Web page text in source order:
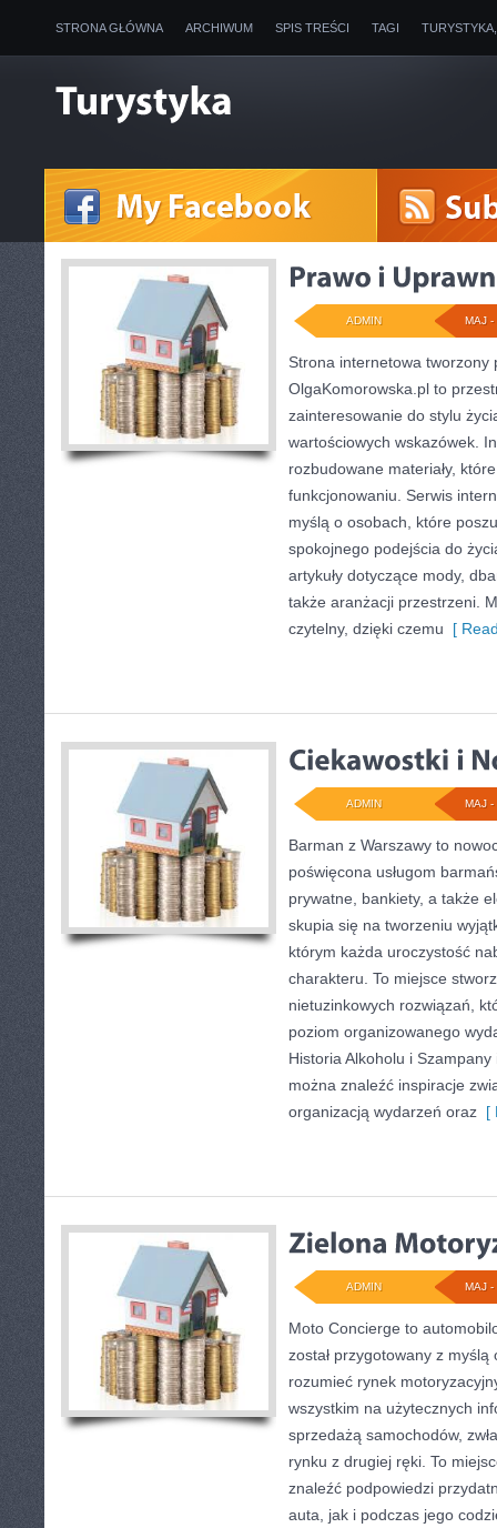
STRONA GŁÓWNA ARCHIWUM SPIS TREŚCI TAGI
MAJ -
ADMIN
Strona internetowa tworzony
OlgaKomorowska.pl to
zainteresowanie do stylu
wartościowych wskazówek.
rozbudowane materiały,
funkcjonowaniu. Serwis
myślą o osobach, które
spokojnego podejścia do
artykuły dotyczące mody,
także aranżacji przestrzeni.
czytelny, dzięki czemu [
MAJ -
ADMIN
Barman z Warszawy to
poświęcona usługom
prywatne, bankiety, a także
skupia się na tworzeniu
którym każda uroczystość
charakteru. To miejsce
nietuzinkowych rozwiązań,
poziom organizowanego
Historia Alkoholu i
można znaleźć inspiracje
organizacją wydarzeń oraz [
MAJ -
ADMIN
Moto Concierge to
został przygotowany z
rozumieć rynek
wszystkim na użytecznych
sprzedażą samochodów,
rynku z drugiej ręki. To
znaleźć podpowiedzi
auta, jak i podczas jego